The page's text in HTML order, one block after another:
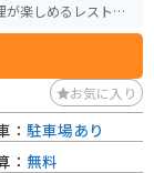
楽しめるレストラ
ストランでは、矢
ば粉を使った「そ
の魅力が詰まった道
お気に入り
： 駐車場あり
： 無料